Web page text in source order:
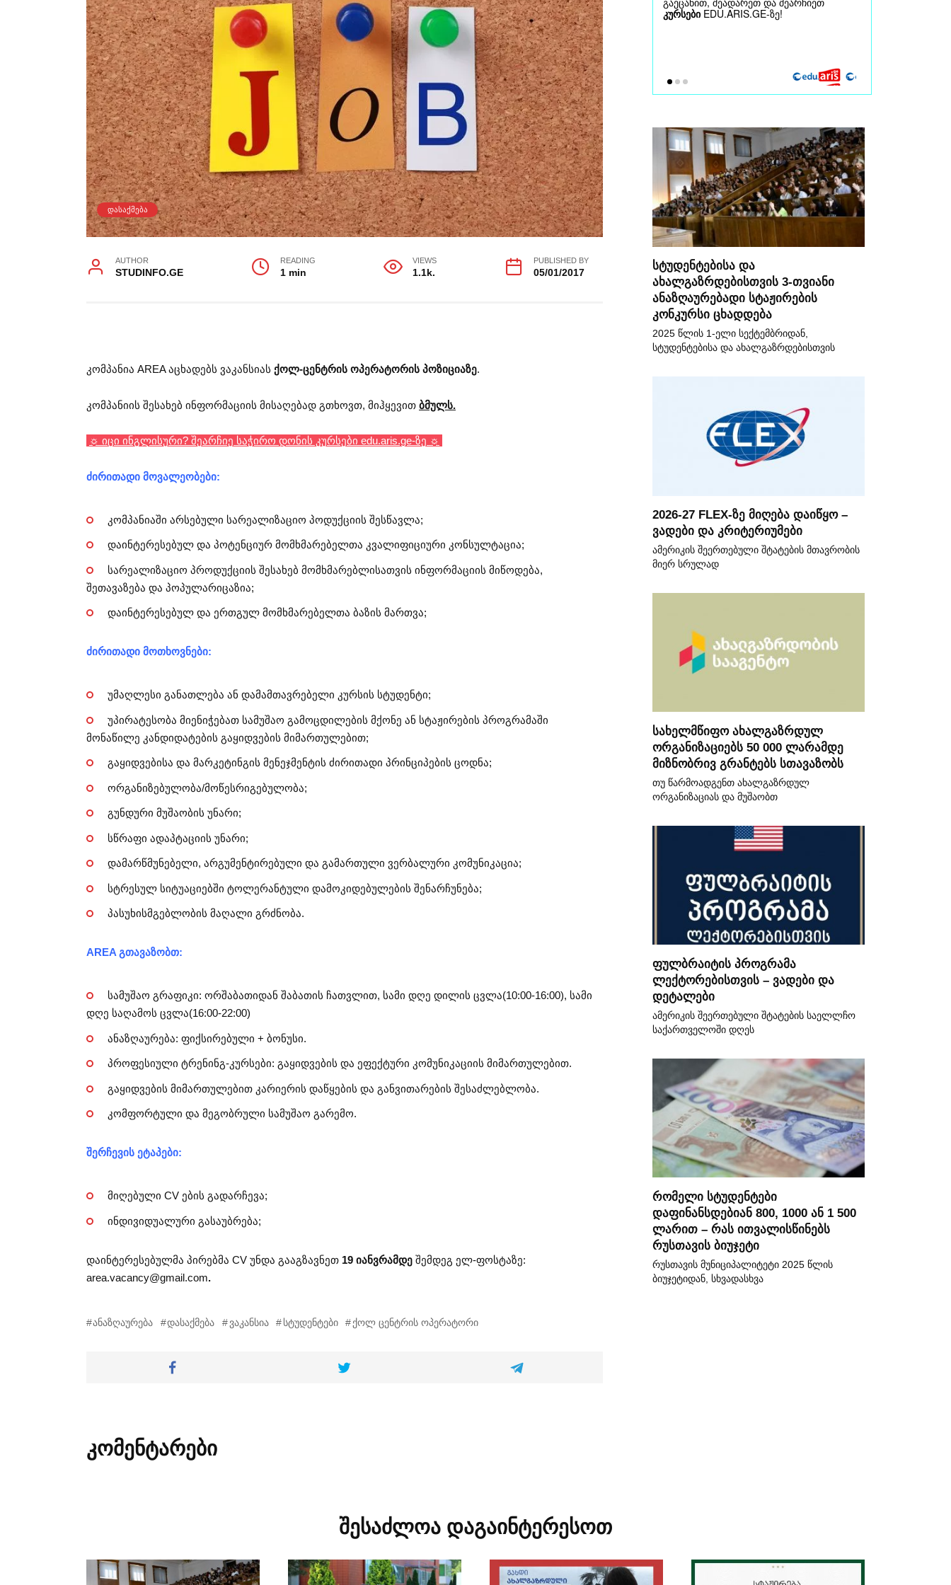
ᲓᲐᲡᲐᲥᲛᲔᲑᲐ
AUTHOR
STUDINFO.GE
READING
1 min
VIEWS
1.1k.
PUBLISHED BY
05/01/2017
კომპანია AREA აცხადებს ვაკანსიას ქოლ-ცენტრის ოპერატორის პოზიციაზე.
კომპანიის შესახებ ინფორმაციის მისაღებად გთხოვთ, მიჰყევით ბმულს.
☼ იცი ინგლისური? შეარჩიე საჭირო დონის კურსები edu.aris.ge-ზე ☼
ძირითადი მოვალეობები:
კომპანიაში არსებული სარეალიზაციო პოდუქციის შესწავლა;
დაინტერესებულ და პოტენციურ მომხმარებელთა კვალიფიციური კონსულტაცია;
სარეალიზაციო პროდუქციის შესახებ მომხმარებლისათვის ინფორმაციის მიწოდება,
შეთავაზება და პოპულარიცაზია;
დაინტერესებულ და ერთგულ მომხმარებელთა ბაზის მართვა;
ძირითადი მოთხოვნები:
უმაღლესი განათლება ან დამამთავრებელი კურსის სტუდენტი;
უპირატესობა მიენიჭებათ სამუშაო გამოცდილების მქონე ან სტაჟირების პროგრამაში
მონაწილე კანდიდატების გაყიდვების მიმართულებით;
გაყიდვებისა და მარკეტინგის მენეჯმენტის ძირითადი პრინციპების ცოდნა;
ორგანიზებულობა/მოწესრიგებულობა;
გუნდური მუშაობის უნარი;
სწრაფი ადაპტაციის უნარი;
დამარწმუნებელი, არგუმენტირებული და გამართული ვერბალური კომუნიკაცია;
სტრესულ სიტუაციებში ტოლერანტული დამოკიდებულების შენარჩუნება;
პასუხისმგებლობის მაღალი გრძნობა.
AREA გთავაზობთ:
სამუშაო გრაფიკი: ორშაბათიდან შაბათის ჩათვლით, სამი დღე დილის ცვლა(10:00-16:00), სამი
დღე საღამოს ცვლა(16:00-22:00)
ანაზღაურება: ფიქსირებული + ბონუსი.
პროფესიული ტრენინგ-კურსები: გაყიდვების და ეფექტური კომუნიკაციის მიმართულებით.
გაყიდვების მიმართულებით კარიერის დაწყების და განვითარების შესაძლებლობა.
კომფორტული და მეგობრული სამუშაო გარემო.
შერჩევის ეტაპები:
მიღებული CV ების გადარჩევა;
ინდივიდუალური გასაუბრება;
დაინტერესებულმა პირებმა CV უნდა გააგზავნეთ 19 იანვრამდე შემდეგ ელ-ფოსტაზე:
area.vacancy@gmail.com.
ანაზღაურება დასაქმება ვაკანსია სტუდენტები ქოლ ცენტრის ოპერატორი
კომენტარები
სტუდენტებისა და
ახალგაზრდებისთვის 3-თვიანი
ანაზღაურებადი სტაჟირების
კონკურსი ცხადდება
2025 წლის 1-ელი სექტემბრიდან,
სტუდენტებისა და ახალგაზრდებისთვის
2026-27 FLEX-ზე მიღება დაიწყო –
ვადები და კრიტერიუმები
ამერიკის შეერთებული შტატების მთავრობის
მიერ სრულად
სახელმწიფო ახალგაზრდულ
ორგანიზაციებს 50 000 ლარამდე
მიზნობრივ გრანტებს სთავაზობს
თუ წარმოადგენთ ახალგაზრდულ
ორგანიზაციას და მუშაობთ
ფულბრაიტის პროგრამა
ლექტორებისთვის – ვადები და
დეტალები
ამერიკის შეერთებული შტატების საელლჩო
საქართველოში დღეს
რომელი სტუდენტები
დაფინანსდებიან 800, 1000 ან 1 500
ლარით – რას ითვალისწინებს
რუსთავის ბიუჯეტი
რუსთავის მუნიციპალიტეტი 2025 წლის
ბიუჯეტიდან, სხვადასხვა
შესაძლოა დაგაინტერესოთ